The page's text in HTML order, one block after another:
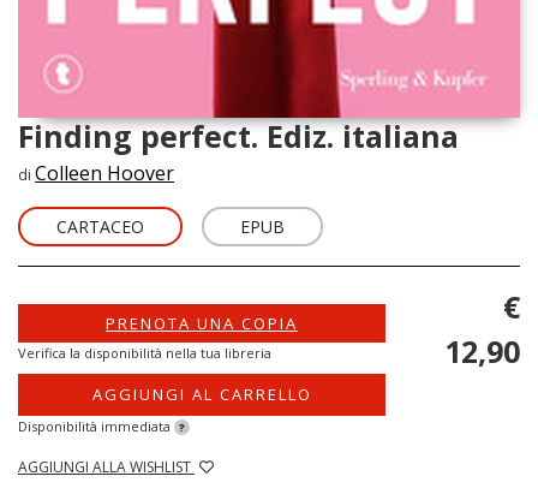
Finding perfect. Ediz. italiana
di Colleen Hoover
CARTACEO EPUB
PRENOTA UNA COPIA
Verifica la disponibilità nella tua libreria
AGGIUNGI AL CARRELLO
Disponibilità immediata ?
AGGIUNGI ALLA WISHLIST
€
12,90